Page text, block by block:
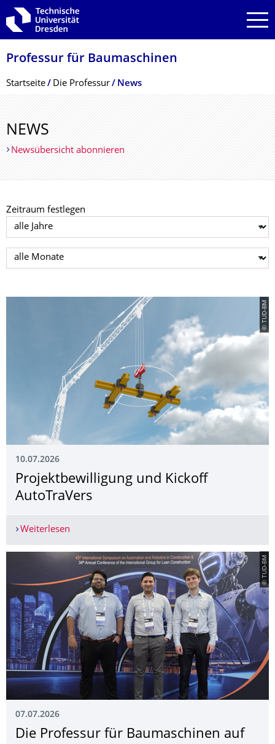
Zur Hauptnavigation springen
Zur Suche springen
Zum Inhalt springen
Professur für Baumaschinen
Breadcrumb-Menü
Startseite Die Professur News
NEWS
Newsübersicht abonnieren
Zeitraum festlegen
Jahr auswählen
Monat auswählen
© TUD-BM
10.07.2026
Projektbewilli­gung und Kickoff
AutoTraVers
Weiterlesen
© TUD-BM
07.07.2026
Die Professur für Baumaschinen auf